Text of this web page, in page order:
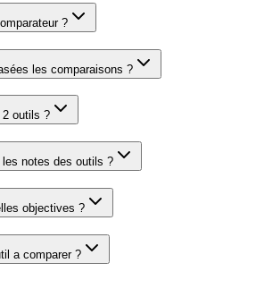
?
les comparaisons ?
2 outils ?
notes des outils ?
objectives ?
a comparer ?